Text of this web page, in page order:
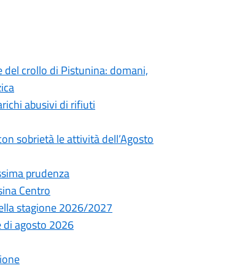
crollo di Pistunina: domani,
abusivi di rifiuti
sobrietà le attività dell’Agosto
prudenza
Centro
stagione 2026/2027
di agosto 2026